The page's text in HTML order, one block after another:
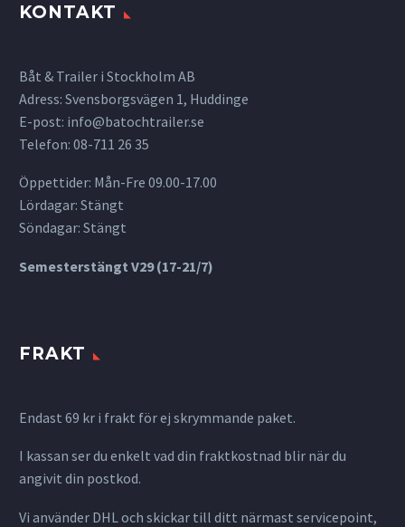
KONTAKT
Båt & Trailer i Stockholm AB
Adress: Svensborgsvägen 1, Huddinge
E-post: info@batochtrailer.se
Telefon: 08-711 26 35
Öppettider: Mån-Fre 09.00-17.00
Lördagar: Stängt
Söndagar: Stängt
Semesterstängt V29 (17-21/7)
FRAKT
Endast 69 kr i frakt för ej skrymmande paket.
I kassan ser du enkelt vad din fraktkostnad blir när du
angivit din postkod.
Vi använder DHL och skickar till ditt närmast servicepoint,